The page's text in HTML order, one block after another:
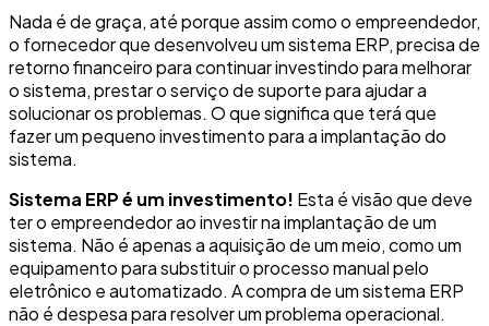
Nada é de graça, até porque assim como o empreendedor,
o fornecedor que desenvolveu um sistema ERP, precisa de
retorno financeiro para continuar investindo para melhorar
o sistema, prestar o serviço de suporte para ajudar a
solucionar os problemas. O que significa que terá que
fazer um pequeno investimento para a implantação do
sistema.
Sistema ERP é um investimento! Esta é visão que deve
ter o empreendedor ao investir na implantação de um
sistema. Não é apenas a aquisição de um meio, como um
equipamento para substituir o processo manual pelo
eletrônico e automatizado. A compra de um sistema ERP
não é despesa para resolver um problema operacional.